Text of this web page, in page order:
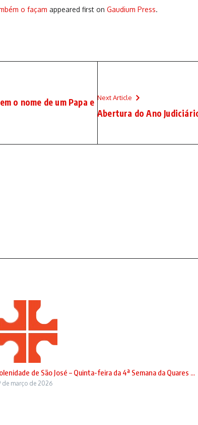
o façam appeared first on Gaudium Press.
o nome de um Papa e Next Article
Abertura do Ano
de São José – Quinta-feira da 4ª Semana da Quares ...
de março de 2026